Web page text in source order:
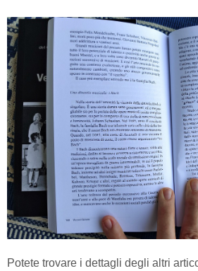
Potete trovare i dettagli degli altri